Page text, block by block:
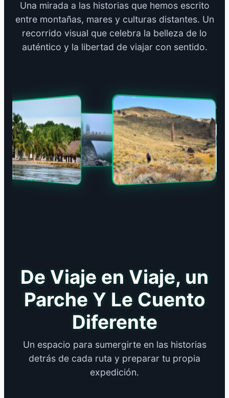
Una mirada a las historias que hemos escrito
entre montañas, mares y culturas distantes. Un
recorrido visual que celebra la belleza de lo
auténtico y la libertad de viajar con sentido.
De Viaje en Viaje, un
Parche Y Le Cuento
Diferente
Un espacio para sumergirte en las historias
detrás de cada ruta y preparar tu propia
expedición.